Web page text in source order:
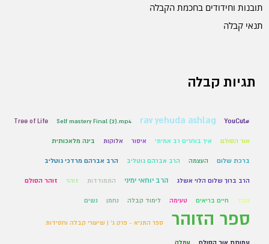
תובנות וחידודים בחכמת הקבלה
תנאי קבלה
תגיות קבלה
#YouCut
rav yehuda ashlag
Self mastery Final (2).mp4
Tree of Life
אור הסולם איך בוחרים רב אמיתי איסור אלוקות בינה מלאכותית
ברכת שלום העצמה הרב אברהם גוטליב הרב אברהם מרדכי גוטליב
הרב ברוך שלום הלוי אשלג הרב יוחאי ימיני התמודדות זוהר זוהר הסולם
חבד חיים בריאים טעימה לימוד קבלה נחמן נשים
ספר הזוהר ספר התניא - פרק ג' | שיעורי קבלה וחסידות
עמותת אור הסולם עמלק